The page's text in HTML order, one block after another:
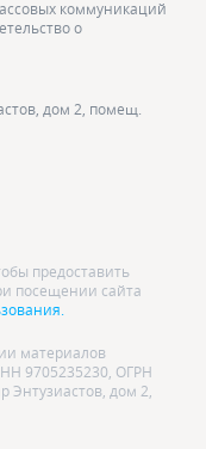
коммуникаций
о
дом 2, помещ.
предоставить
посещении сайта
материалов
9705235230, ОГРН
Энтузиастов, дом 2,